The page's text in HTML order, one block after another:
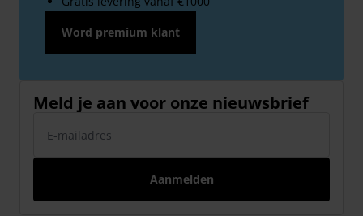
Word premium klant
Meld je aan voor onze nieuwsbrief
Aanmelden